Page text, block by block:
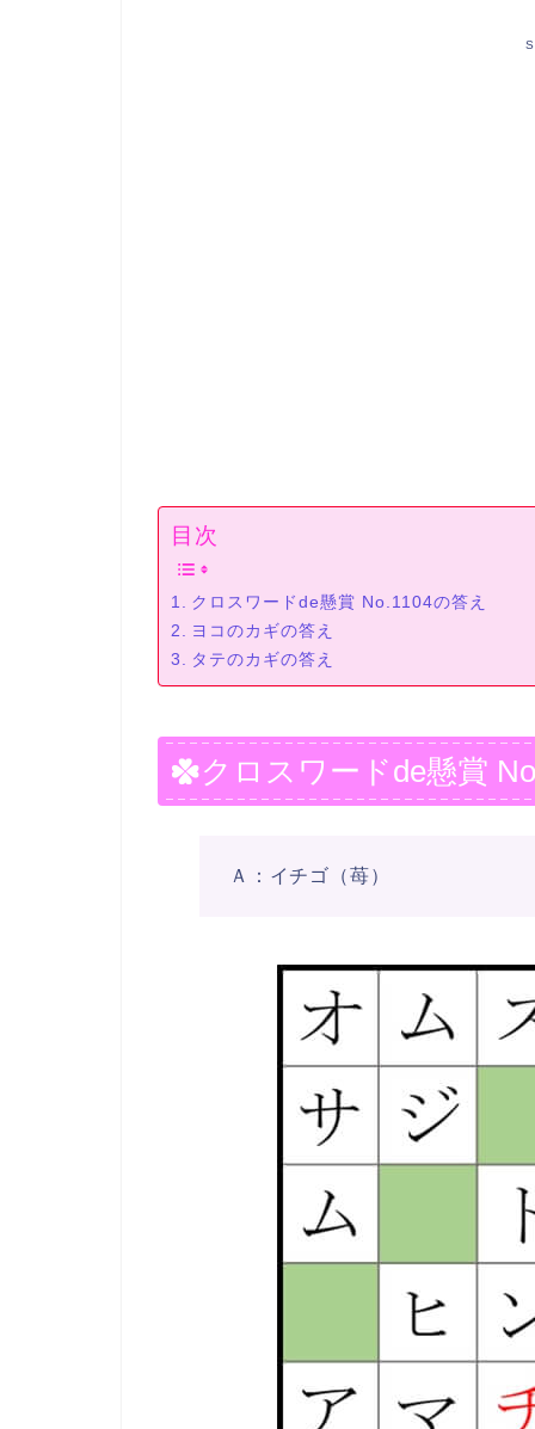
目次
クロスワードde懸賞 No.1104の答え
ヨコのカギの答え
タテのカギの答え
クロスワードde懸賞
Ａ：イチゴ（苺）